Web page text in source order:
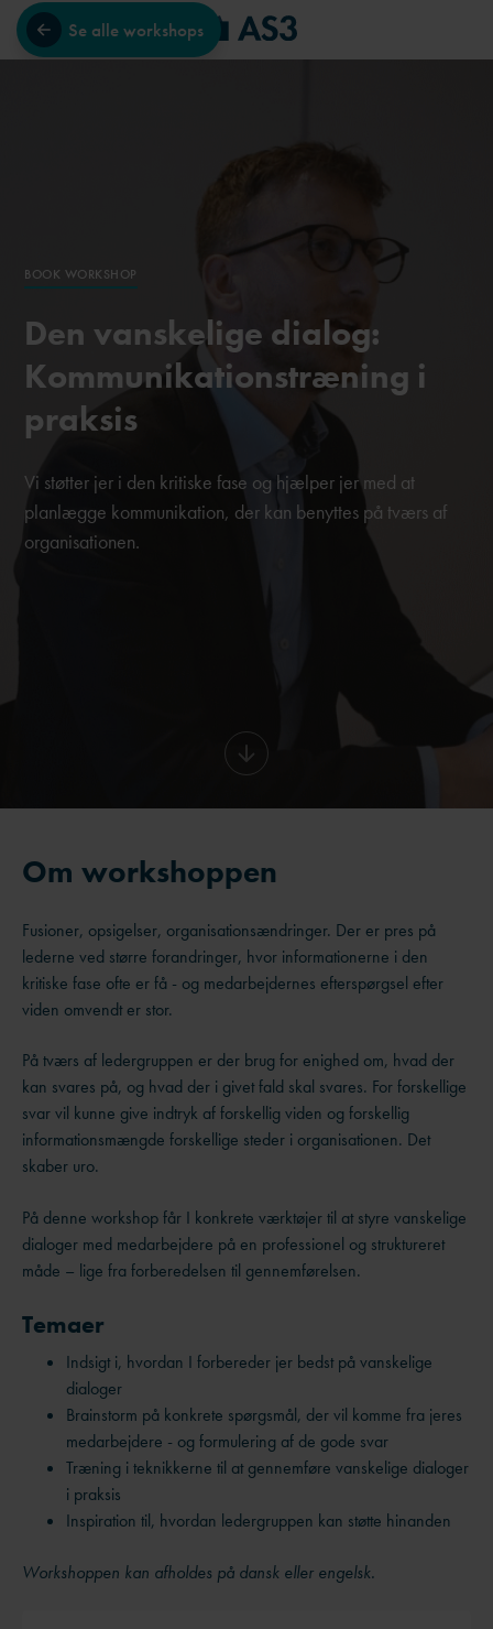
Se alle workshops
BOOK WORKSHOP
Den vanskelige dialog:
Kommunikationstræning i
praksis
Vi støtter jer i den kritiske fase og hjælper jer med at
planlægge kommunikation, der kan benyttes på tværs af
organisationen.
Om workshoppen
Fusioner, opsigelser, organisationsændringer. Der er pres på
lederne ved større forandringer, hvor informationerne i den
kritiske fase ofte er få - og medarbejdernes efterspørgsel efter
viden omvendt er stor.
På tværs af ledergruppen er der brug for enighed om, hvad der
kan svares på, og hvad der i givet fald skal svares. For forskellige
svar vil kunne give indtryk af forskellig viden og forskellig
informationsmængde forskellige steder i organisationen. Det
skaber uro.
På denne workshop får I konkrete værktøjer til at styre vanskelige
dialoger med medarbejdere på en professionel og struktureret
måde – lige fra forberedelsen til gennemførelsen.
Temaer
Indsigt i, hvordan I forbereder jer bedst på vanskelige
dialoger
Brainstorm på konkrete spørgsmål, der vil komme fra jeres
medarbejdere - og formulering af de gode svar
Træning i teknikkerne til at gennemføre vanskelige dialoger
i praksis
Inspiration til, hvordan ledergruppen kan støtte hinanden
Workshoppen kan afholdes på dansk eller engelsk.